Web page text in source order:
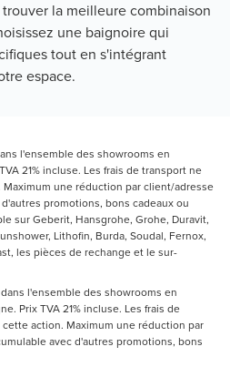
la meilleure combinaison
une baignoire qui
tout en s'intégrant
espace.
l'ensemble des showrooms en
21% incluse. Les frais de transport ne
une réduction par client/adresse
promotions, bons cadeaux ou
sur Geberit, Hansgrohe, Grohe, Duravit,
Lithofin, Burda, Soudal, Fernox,
les pièces de rechange et le sur-
l'ensemble des showrooms en
Prix TVA 21% incluse. Les frais de
action. Maximum une réduction par
avec d'autres promotions, bons